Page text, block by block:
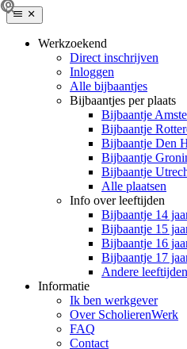
Werkzoekend
Direct inschrijven
Inloggen
Alle bijbaantjes
Bijbaantjes per plaats
Bijbaantje
Bijbaantje
Bijbaantje Den
Bijbaantje
Bijbaantje
Alle plaatsen
Info over leeftijden
Bijbaantje 14
Bijbaantje 15
Bijbaantje 16
Bijbaantje 17
Andere leeftijden
Informatie
Ik ben werkgever
Over ScholierenWerk
FAQ
Contact